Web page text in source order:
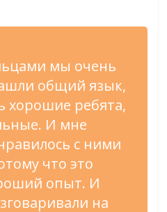
мы очень
общий язык,
хорошие ребята,
И мне
с ними
что это
опыт. И
на